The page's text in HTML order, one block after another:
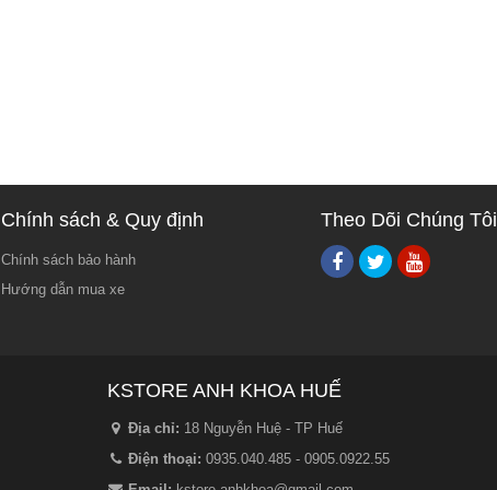
Chính sách & Quy định
Chính sách bảo hành
Hướng dẫn mua xe
Theo Dõi Chúng Tôi
KSTORE ANH KHOA HUẾ
Địa chỉ: 18 Nguyễn Huệ - TP Huế
Điện thoại: 0935.040.485 - 0905.0922.55